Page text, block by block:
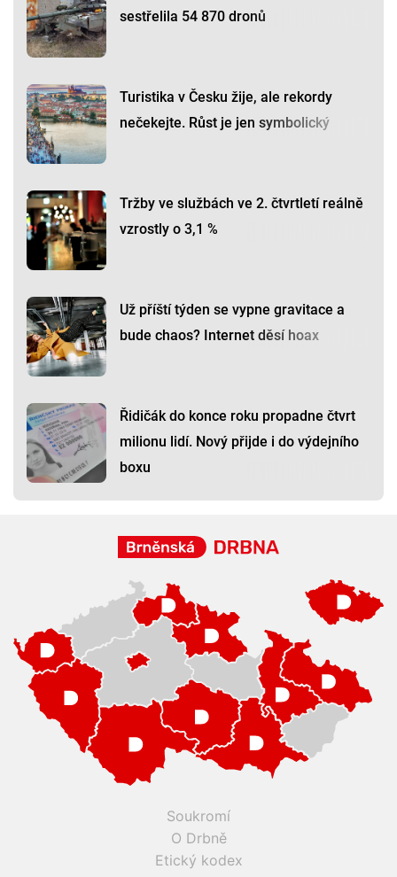
sestřelila 54 870 dronů
Turistika v Česku žije, ale rekordy
nečekejte. Růst je jen symbolický
Tržby ve službách ve 2. čtvrtletí reálně
vzrostly o 3,1 %
Už příští týden se vypne gravitace a
bude chaos? Internet děsí hoax
Řidičák do konce roku propadne čtvrt
milionu lidí. Nový přijde i do výdejního
boxu
Soukromí
O Drbně
Etický kodex